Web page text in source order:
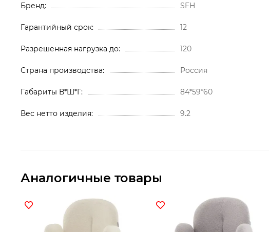
Бренд SFH
Гарантийный срок 12
Разрешенная нагрузка до 120
Страна производства Россия
Габариты В*Ш*Г 84*59*60
Вес нетто изделия 9.2
Аналогичные товары